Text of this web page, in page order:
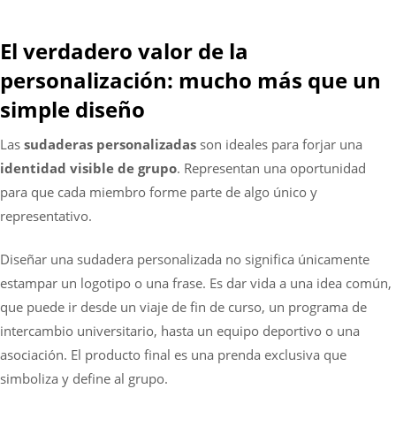
El verdadero valor de la
personalización: mucho más que un
simple diseño
Las sudaderas personalizadas son ideales para forjar una
identidad visible de grupo. Representan una oportunidad
para que cada miembro forme parte de algo único y
representativo.
Diseñar una sudadera personalizada no significa únicamente
estampar un logotipo o una frase. Es dar vida a una idea común,
que puede ir desde un viaje de fin de curso, un programa de
intercambio universitario, hasta un equipo deportivo o una
asociación. El producto final es una prenda exclusiva que
simboliza y define al grupo.